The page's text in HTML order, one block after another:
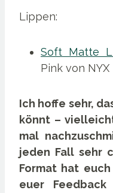
Lippen:
Soft Matte
Pink von NYX
Ich hoffe sehr,
könnt –
mal
jeden Fall sehr
Format hat
euer